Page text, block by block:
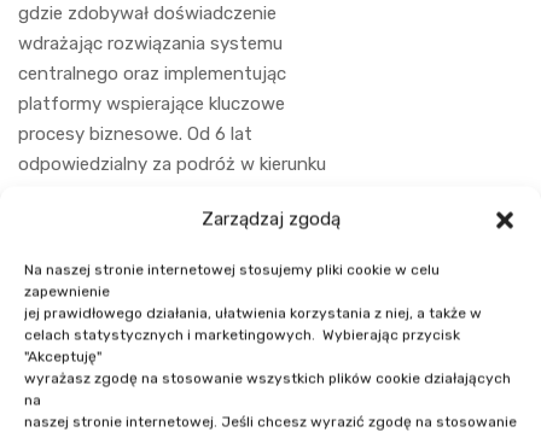
Zarządzaj zgodą
Na naszej stronie internetowej stosujemy pliki cookie w celu
zapewnienie
jej prawidłowego działania, ułatwienia korzystania z niej, a także w
celach statystycznych i marketingowych. Wybierając przycisk
"Akceptuję"
wyrażasz zgodę na stosowanie wszystkich plików cookie działających
na
naszej stronie internetowej. Jeśli chcesz wyrazić zgodę na stosowanie
gdzie zdobywał doświadczenie
wdrażając rozwiązania systemu
centralnego oraz implementując
platformy wspierające kluczowe
procesy biznesowe. Od 6 lat
odpowiedzialny za podróż w kierunku